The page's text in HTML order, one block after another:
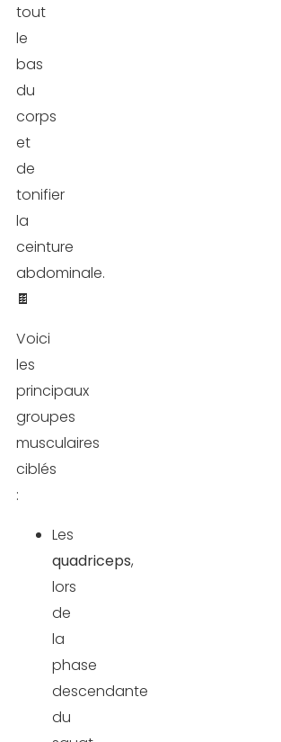
tout
le
bas
du
corps
et
de
tonifier
la
ceinture
abdominale.
🍫
Voici
les
principaux
groupes
musculaires
ciblés
:
Les
quadriceps,
lors
de
la
phase
descendante
du